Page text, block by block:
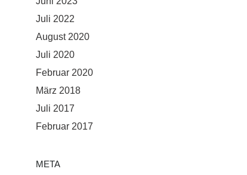
Juli 2022
August 2020
Juli 2020
Februar 2020
März 2018
Juli 2017
Februar 2017
META